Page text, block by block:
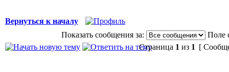
Вернуться к началу
Показать сообщения за:
Поле
Страница 1 из 1 [